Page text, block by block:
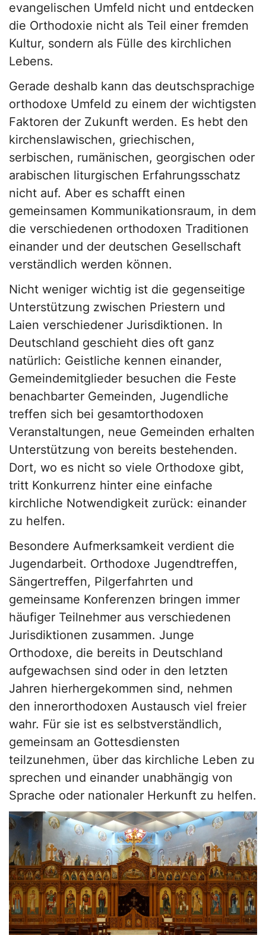
evangelischen Umfeld nicht und entdecken
die Orthodoxie nicht als Teil einer fremden
Kultur, sondern als Fülle des kirchlichen
Lebens.
Gerade deshalb kann das deutschsprachige
orthodoxe Umfeld zu einem der wichtigsten
Faktoren der Zukunft werden. Es hebt den
kirchenslawischen, griechischen,
serbischen, rumänischen, georgischen oder
arabischen liturgischen Erfahrungsschatz
nicht auf. Aber es schafft einen
gemeinsamen Kommunikationsraum, in dem
die verschiedenen orthodoxen Traditionen
einander und der deutschen Gesellschaft
verständlich werden können.
Nicht weniger wichtig ist die gegenseitige
Unterstützung zwischen Priestern und
Laien verschiedener Jurisdiktionen. In
Deutschland geschieht dies oft ganz
natürlich: Geistliche kennen einander,
Gemeindemitglieder besuchen die Feste
benachbarter Gemeinden, Jugendliche
treffen sich bei gesamtorthodoxen
Veranstaltungen, neue Gemeinden erhalten
Unterstützung von bereits bestehenden.
Dort, wo es nicht so viele Orthodoxe gibt,
tritt Konkurrenz hinter eine einfache
kirchliche Notwendigkeit zurück: einander
zu helfen.
Besondere Aufmerksamkeit verdient die
Jugendarbeit. Orthodoxe Jugendtreffen,
Sängertreffen, Pilgerfahrten und
gemeinsame Konferenzen bringen immer
häufiger Teilnehmer aus verschiedenen
Jurisdiktionen zusammen. Junge
Orthodoxe, die bereits in Deutschland
aufgewachsen sind oder in den letzten
Jahren hierhergekommen sind, nehmen
den innerorthodoxen Austausch viel freier
wahr. Für sie ist es selbstverständlich,
gemeinsam an Gottesdiensten
teilzunehmen, über das kirchliche Leben zu
sprechen und einander unabhängig von
Sprache oder nationaler Herkunft zu helfen.